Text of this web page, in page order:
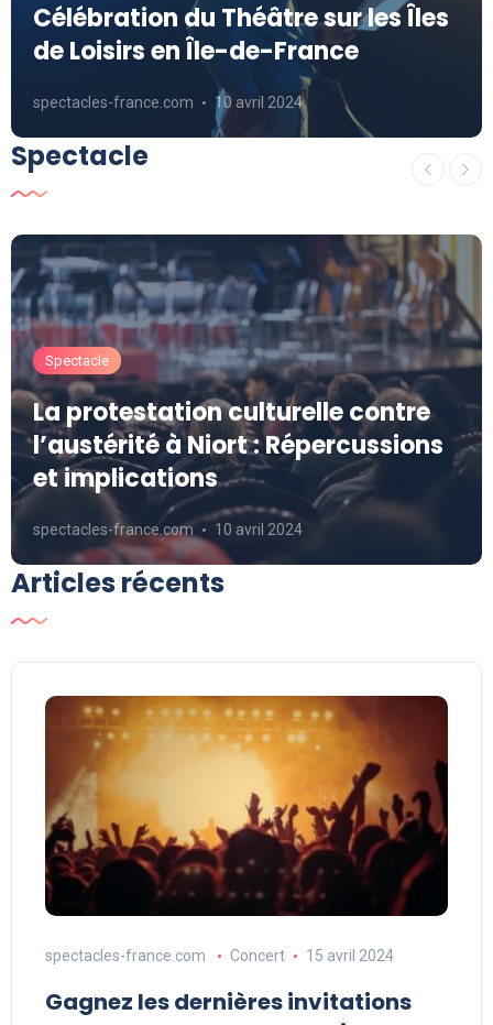
Célébration du Théâtre sur les Îles
de Loisirs en Île-de-France
spectacles-france.com 10 avril 2024
Spectacle
Spectacle
La protestation culturelle contre
l’austérité à Niort : Répercussions
et implications
spectacles-france.com 10 avril 2024
Articles récents
spectacles-france.com Concert 15 avril 2024
Gagnez les dernières invitations